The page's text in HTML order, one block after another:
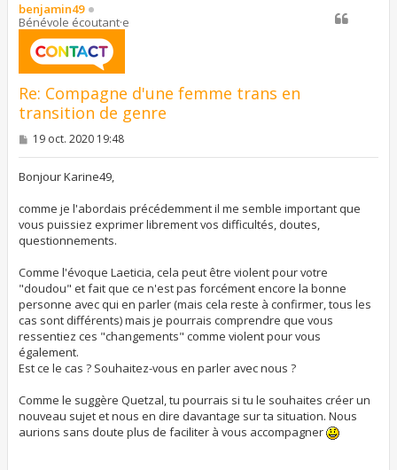
benjamin49
Bénévole écoutant·e
Re: Compagne d'une femme trans en
transition de genre
M
s
s
e
19 oct. 2020 19:48
Bonjour Karine49,
comme je l'abordais précédemment il me semble important que
vous puissiez exprimer librement vos difficultés, doutes,
questionnements.
Comme l'évoque Laeticia, cela peut être violent pour votre
"doudou" et fait que ce n'est pas forcément encore la bonne
personne avec qui en parler (mais cela reste à confirmer, tous les
cas sont différents) mais je pourrais comprendre que vous
ressentiez ces "changements" comme violent pour vous
également.
Est ce le cas ? Souhaitez-vous en parler avec nous ?
Comme le suggère Quetzal, tu pourrais si tu le souhaites créer un
nouveau sujet et nous en dire davantage sur ta situation. Nous
aurions sans doute plus de faciliter à vous accompagner